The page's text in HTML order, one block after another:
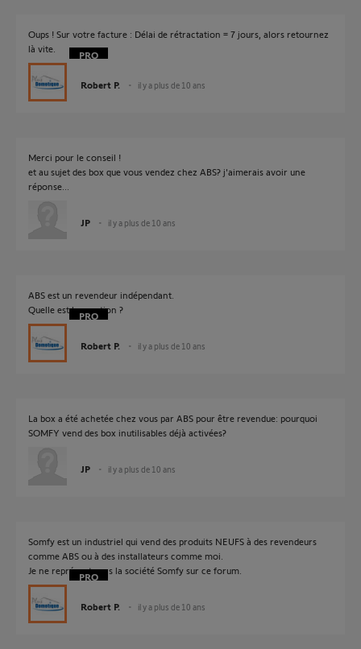
Oups ! Sur votre facture : Délai de rétractation = 7 jours, alors retournez
là vite.
Robert P. il y a plus de 10 ans
Merci pour le conseil !
et au sujet des box que vous vendez chez ABS? j'aimerais avoir une
réponse...
JP il y a plus de 10 ans
ABS est un revendeur indépendant.
Quelle est la question ?
Robert P. il y a plus de 10 ans
La box a été achetée chez vous par ABS pour être revendue: pourquoi
SOMFY vend des box inutilisables déjà activées?
JP il y a plus de 10 ans
Somfy est un industriel qui vend des produits NEUFS à des revendeurs
comme ABS ou à des installateurs comme moi.
Je ne représente pas la société Somfy sur ce forum.
Robert P. il y a plus de 10 ans